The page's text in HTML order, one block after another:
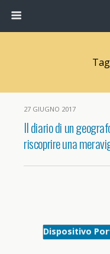
27 GIUGNO 2017
Il diario di un
riscoprire una
Dispositivo